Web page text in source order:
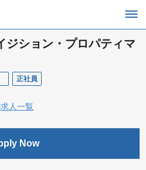
ジション・プロパティマ
正社員
人一覧
Now